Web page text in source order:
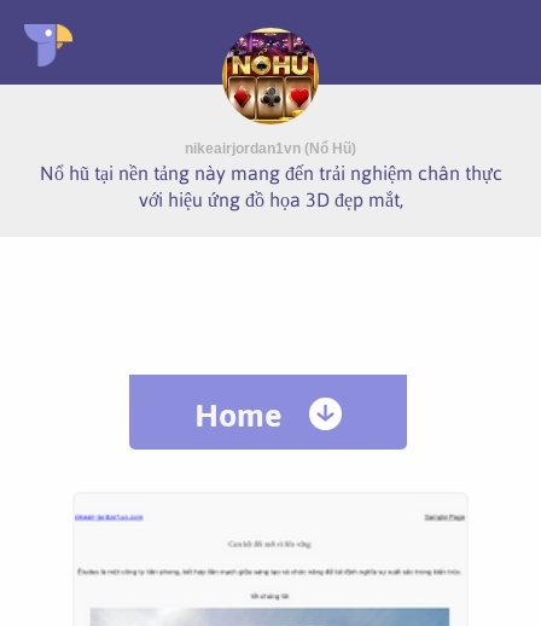
nikeairjordan1vn (Nổ Hũ)
Nổ hũ tại nền tảng này mang đến trải nghiệm chân thực
với hiệu ứng đồ họa 3D đẹp mắt,
Home